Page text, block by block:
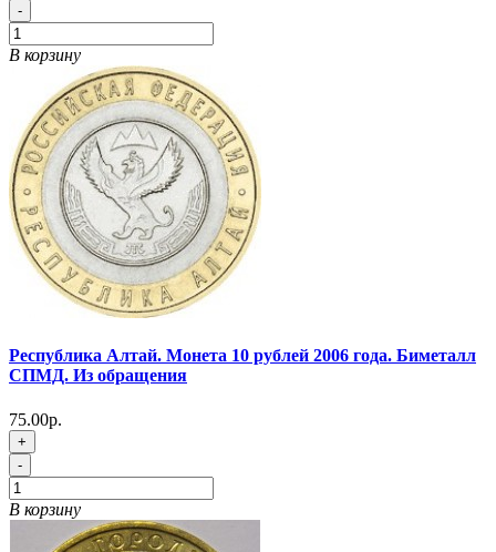
-
В корзину
Республика Алтай. Монета 10 рублей 2006 года. Биметалл
СПМД. Из обращения
75.00р.
+
-
В корзину